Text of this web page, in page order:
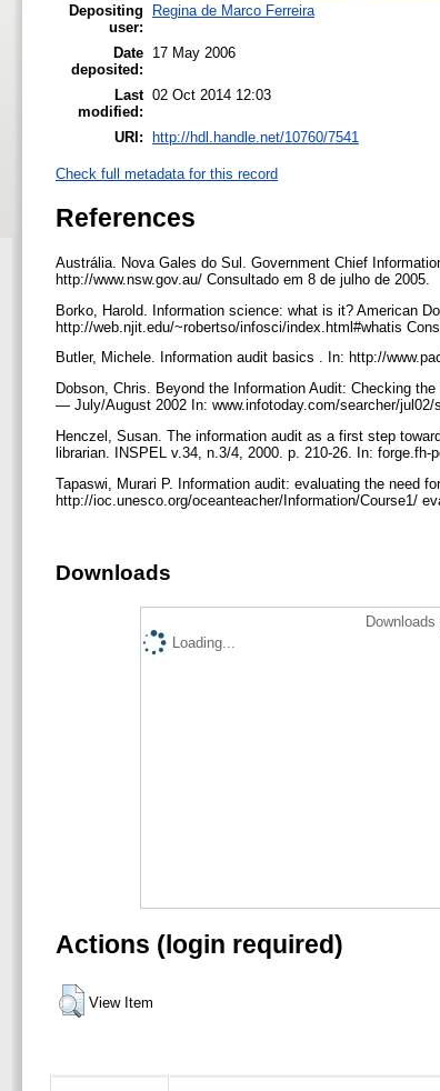
Depositing
user:
Regina de Marco Ferreira
Date
deposited:
17 May 2006
Last
modified:
02 Oct 2014 12:03
URI: http://hdl.handle.net/10760/7541
Check full metadata for this record
References
Austrália. Nova Gales do Sul. Government Chief
http://www.nsw.gov.au/ Consultado em 8 de julho de 2005.
Borko, Harold. Information science: what is it? American
http://web.njit.edu/~robertso/infosci/index.html#whatis
Butler, Michele. Information audit basics . In: http://
Dobson, Chris. Beyond the Information Audit: Checking
— July/August 2002 In: www.infotoday.com/searcher/jul02/
Henczel, Susan. The information audit as a first step
librarian. INSPEL v.34, n.3/4, 2000. p. 210-26. In:
Tapaswi, Murari P. Information audit: evaluating the need
http://ioc.unesco.org/oceanteacher/Information/Course1/
Downloads
Loading...
Actions (login required)
View Item